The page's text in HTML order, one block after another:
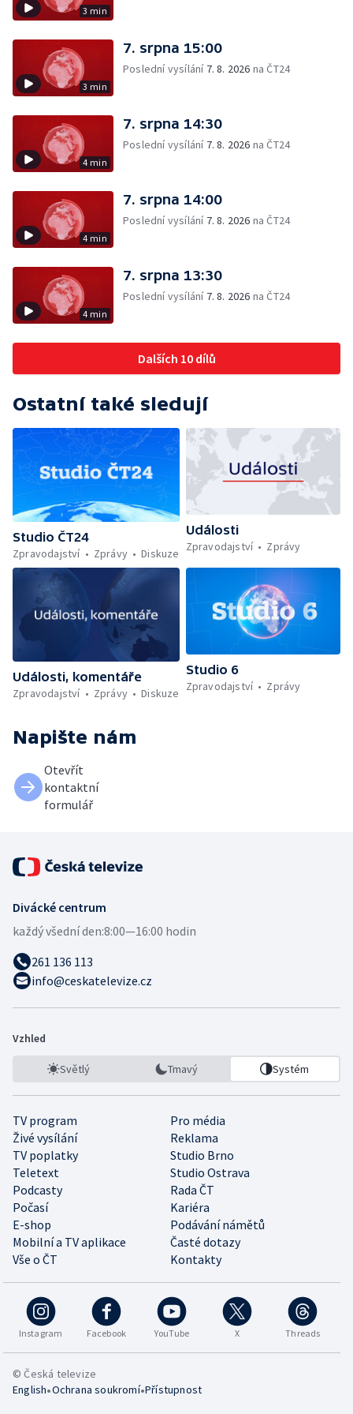
3 min
3 min
7. srpna 15:00
Poslední vysílání 7. 8. 2026 na ČT24
4 min
7. srpna 14:30
Poslední vysílání 7. 8. 2026 na ČT24
4 min
7. srpna 14:00
Poslední vysílání 7. 8. 2026 na ČT24
4 min
7. srpna 13:30
Poslední vysílání 7. 8. 2026 na ČT24
Dalších 10 dílů
Ostatní také sledují
Studio ČT24
Zpravodajství
Zprávy Diskuze
Události
Zpravodajství
Zprávy
Události, komentáře
Zpravodajství
Zprávy Diskuze
Studio 6
Zpravodajství
Zprávy
Napište nám
Otevřít
kontaktní
formulář
Divácké centrum
každý všední den:8:00—16:00 hodin
261 136 113
info@ceskatelevize.cz
Vzhled
Světlý Tmavý Systém
TV program
Pro média
Živé vysílání
Reklama
TV poplatky
Studio Brno
Teletext
Studio Ostrava
Podcasty
Rada ČT
Počasí
Kariéra
E-shop
Podávání námětů
Mobilní a TV aplikace
Časté dotazy
Vše o ČT
Kontakty
Instagram Facebook YouTube X Threads
© Česká televize
English•Ochrana soukromí•Přístupnost